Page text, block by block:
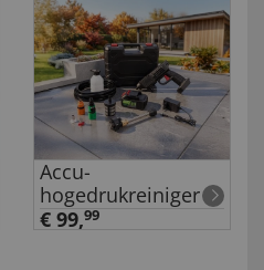
Accu-
hogedrukreiniger
€ 99,99